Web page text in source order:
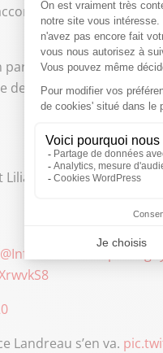
de rupture de
le Stade Français, le
de Fabrice Landreau
Tessendier, vous
@InfosProD3
Landreau s’en va.